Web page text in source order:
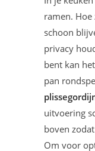
ramen.
schoon
privacy
bent kan
pan
uitvoering
boven
Om voor